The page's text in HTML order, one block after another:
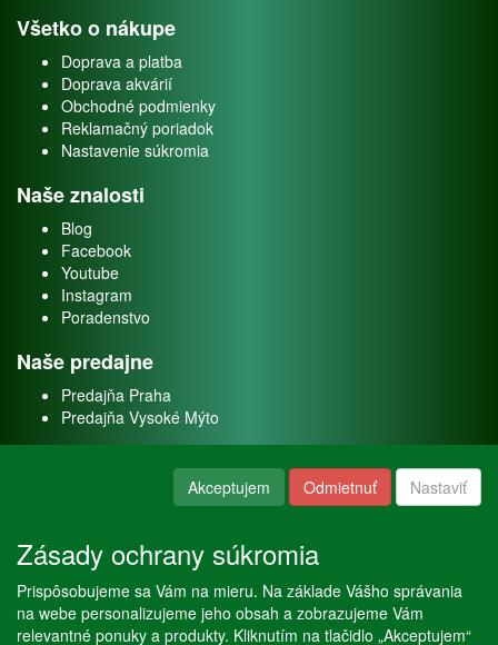
Všetko o nákupe
Doprava a platba
Doprava akvárií
Obchodné podmienky
Reklamačný poriadok
Nastavenie súkromia
Naše znalosti
Blog
Facebook
Youtube
Instagram
Poradenstvo
Naše predajne
Predajňa Praha
Predajňa Vysoké Mýto
Naše služby
Servis
Predaj akváriových rýb
Predaj akváriových rastlín
Akceptujem Odmietnuť Nastaviť
Zásady ochrany súkromia
Prispôsobujeme sa Vám na mieru. Na základe Vášho správania
na webe personalizujeme jeho obsah a zobrazujeme Vám
relevantné ponuky a produkty. Kliknutím na tlačidlo „Akceptujem“